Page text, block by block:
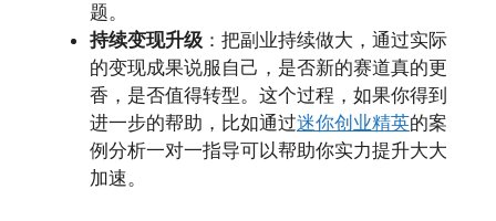
题。
持续变现升级 ：把副业持续做大，通过实际
的变现成果说服自己，是否新的赛道真的更
香，是否值得转型。这个过程，如果你得到
进一步的帮助，比如通过迷你创业精英的案
例分析一对一指导可以帮助你实力提升大大
加速。